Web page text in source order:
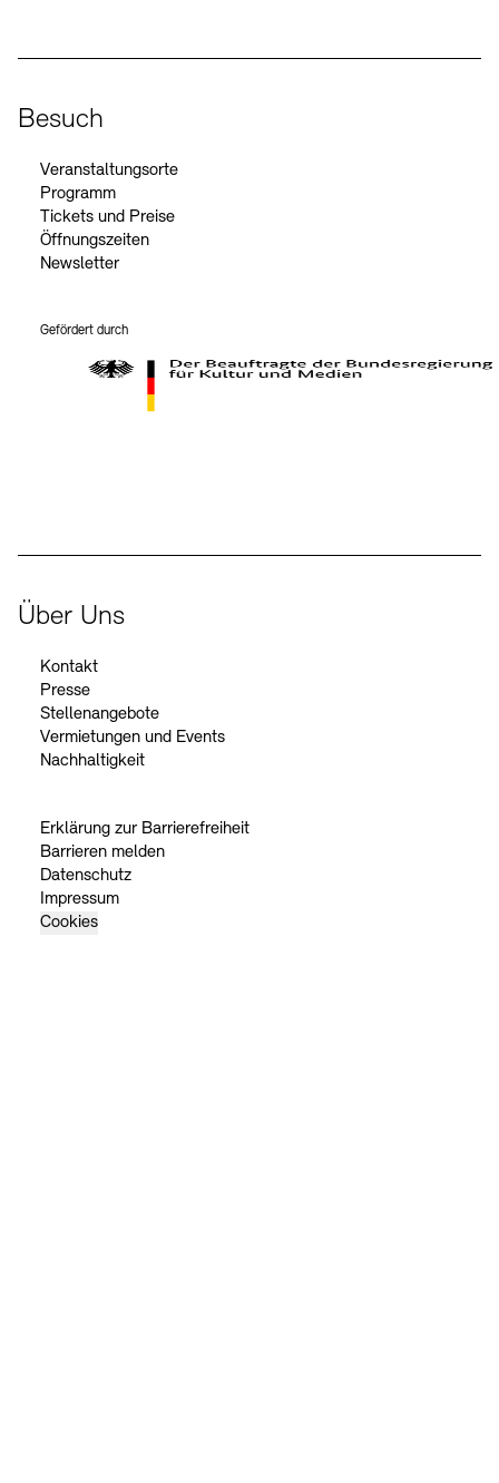
Besuch
Veranstaltungsorte
Programm
Tickets und Preise
Öffnungszeiten
Newsletter
Gefördert durch
Über Uns
Kontakt
Presse
Stellenangebote
Vermietungen und Events
Nachhaltigkeit
Erklärung zur Barrierefreiheit
Barrieren melden
Datenschutz
Impressum
Cookies